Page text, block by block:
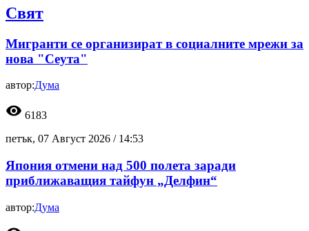
Свят
Мигранти се организират в социалните мрежи за
нова "Сеута"
автор:Дума
visibility 6183
петък, 07 Август 2026 / 14:53
Япония отмени над 500 полета заради
приближаващия тайфун „Делфин“
автор:Дума